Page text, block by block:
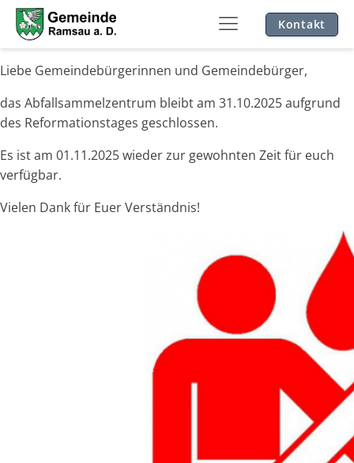
Kontakt
Liebe Gemeindebürgerinnen und Gemeindebürger,
das Abfallsammelzentrum bleibt am 31.10.2025 aufgrund
des Reformationstages geschlossen.
Es ist am 01.11.2025 wieder zur gewohnten Zeit für euch
verfügbar.
Vielen Dank für Euer Verständnis!